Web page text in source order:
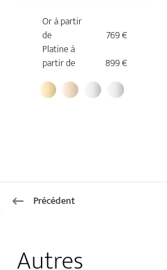
Or à partir
de
769 €
Platine à
partir de
899 €
Précédent
Autres